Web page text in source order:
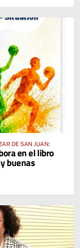
DE SAN JUAN:
en el libro
buenas